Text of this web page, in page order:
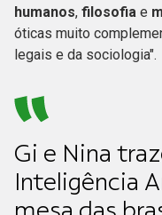
humanos, filosofia e
óticas muito
legais e da sociologia".
Gi e Nina
Inteligência